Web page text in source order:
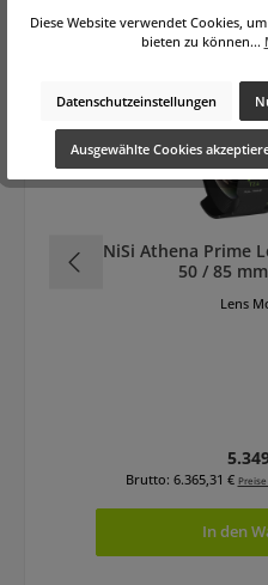
NiSi Athena Prime
50 / 85
Lens
Brutto: 6.365,31 €
In den
Diese Website verwendet Cookies,
bieten zu können...
Datenschutzeinstellungen
Ausgewählte Cookies